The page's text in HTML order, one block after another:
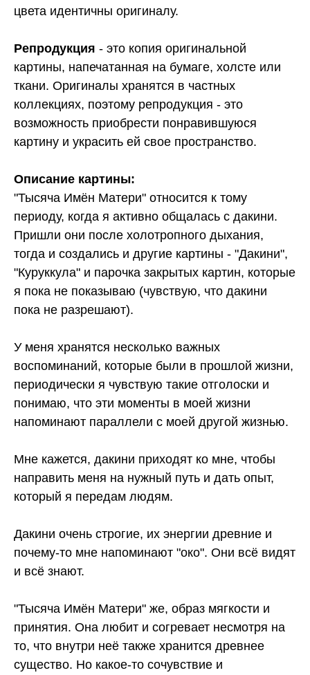
цвета идентичны оригиналу.
Репродукция - это копия оригинальной
картины, напечатанная на бумаге, холсте или
ткани. Оригиналы хранятся в частных
коллекциях, поэтому репродукция - это
возможность приобрести понравившуюся
картину и украсить ей свое пространство.
Описание картины:
"Тысяча Имён Матери" относится к тому
периоду, когда я активно общалась с дакини.
Пришли они после холотропного дыхания,
тогда и создались и другие картины - "Дакини",
"Куруккула" и парочка закрытых картин, которые
я пока не показываю (чувствую, что дакини
пока не разрешают).
У меня хранятся несколько важных
воспоминаний, которые были в прошлой жизни,
периодически я чувствую такие отголоски и
понимаю, что эти моменты в моей жизни
напоминают параллели с моей другой жизнью.
Мне кажется, дакини приходят ко мне, чтобы
направить меня на нужный путь и дать опыт,
который я передам людям.
Дакини очень строгие, их энергии древние и
почему-то мне напоминают "око". Они всё видят
и всё знают.
"Тысяча Имён Матери" же, образ мягкости и
принятия. Она любит и согревает несмотря на
то, что внутри неё также хранится древнее
существо. Но какое-то сочувствие и